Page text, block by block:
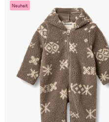
Neuheit